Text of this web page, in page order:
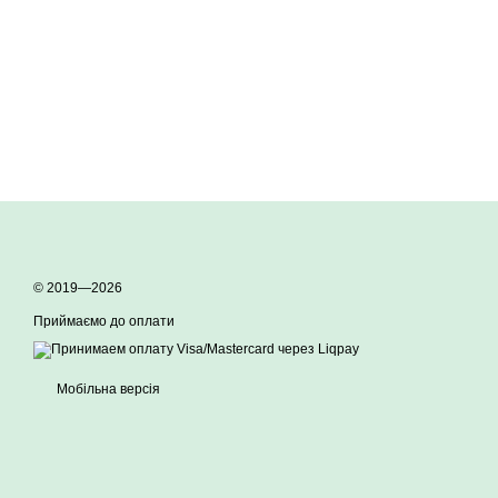
© 2019—2026
Приймаємо до оплати
Мобільна версія